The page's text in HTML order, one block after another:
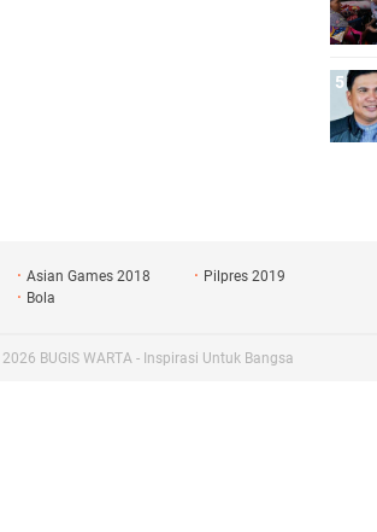
Asian Games 2018
Pilpres 2019
Bola
2026 BUGIS WARTA - Inspirasi Untuk Bangsa